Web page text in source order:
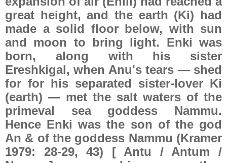
great height, and the earth (Ki) had
made a solid floor below, with sun
and moon to bring light. Enki was
born, along with his sister
Ereshkigal, when Anu's tears — shed
for for his separated sister-lover Ki
(earth) — met the salt waters of the
primeval sea goddess Nammu.
Hence Enki was the son of the god
An & of the goddess Nammu (Kramer
1979: 28-29, 43) [ Antu / Antum /